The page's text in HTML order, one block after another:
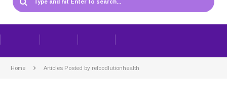
Home Articles Posted by refoodlutionhealth